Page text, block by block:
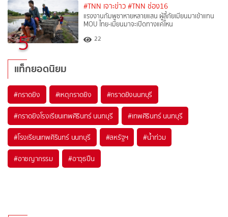
5
#TNN เจาะข่าว #TNN ช่อง16
แรงงานกัมพูชาหายหลายแสน ผู้ลี้ภัยเมียนมาเข้าแทน
MOU ไทย-เมียนมาจะเปิดทางแค่ไหน
22
แท็กยอดนิยม
#กราดยิง #เหตุกราดยิง #กราดยิงนนทบุรี
#กราดยิงโรงเรียนเทพศิรินทร์ นนทบุรี #เทพศิรินทร์ นนทบุรี
#โรงเรียนเทพศิรินทร์ นนทบุรี #สหรัฐฯ #น้ำท่วม
#อาชญากรรม #อาวุธปืน